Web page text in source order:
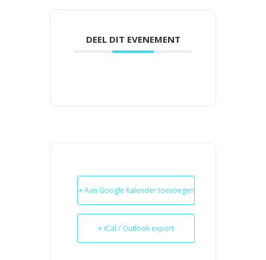
DEEL DIT EVENEMENT
+ Aan Google Kalender toevoegen
+ iCal / Outlook export